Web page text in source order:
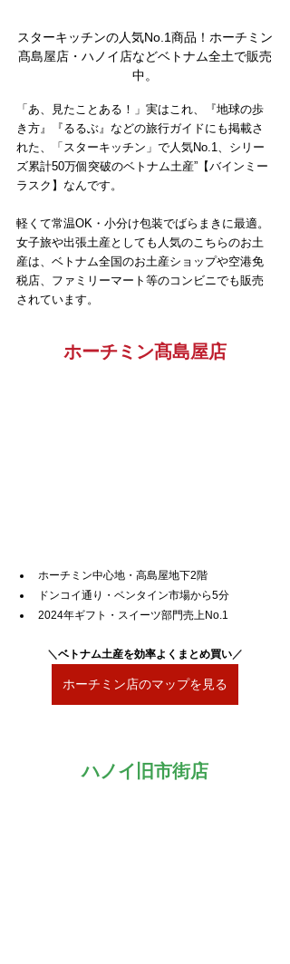
スターキッチンの人気No.1商品！ホーチミン
髙島屋店・ハノイ店などベトナム全土で販売
中。
「あ、見たことある！」実はこれ、『地球の歩
き方』『るるぶ』などの旅行ガイドにも掲載さ
れた、「スターキッチン」で人気No.1、シリー
ズ累計50万個突破のベトナム土産”【バインミー
ラスク】なんです。
軽くて常温OK・小分け包装でばらまきに最適。
女子旅や出張土産としても人気のこちらのお土
産は、ベトナム全国のお土産ショップや空港免
税店、ファミリーマート等のコンビニでも販売
されています。
ホーチミン髙島屋店
ホーチミン中心地・高島屋地下2階
ドンコイ通り・ベンタイン市場から5分
2024年ギフト・スイーツ部門売上No.1
＼ベトナム土産を効率よくまとめ買い／
ホーチミン店のマップを見る
ハノイ旧市街店